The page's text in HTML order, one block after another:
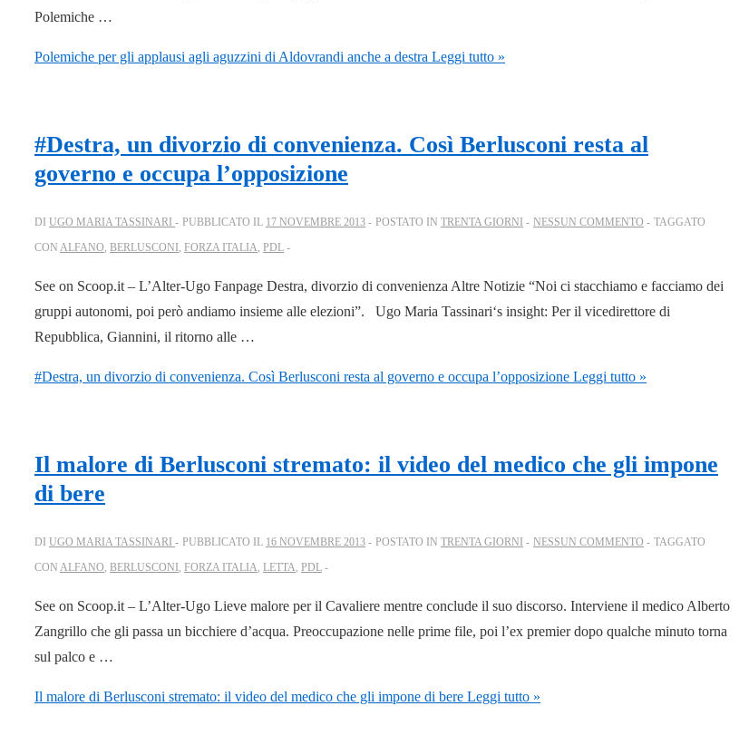
Polemiche …
Polemiche per gli applausi agli aguzzini di Aldovrandi anche a destra Leggi tutto »
#Destra, un divorzio di convenienza. Così Berlusconi resta al
governo e occupa l’opposizione
DI UGO MARIA TASSINARI PUBBLICATO IL 17 NOVEMBRE 2013 POSTATO IN TRENTA GIORNI NESSUN COMMENTO
TAGGATO
CON ALFANO, BERLUSCONI, FORZA ITALIA, PDL
See on Scoop.it – L’Alter-Ugo Fanpage Destra, divorzio di convenienza Altre Notizie “Noi ci stacchiamo e facciamo dei
gruppi autonomi, poi però andiamo insieme alle elezioni”. Ugo Maria Tassinari‘s insight: Per il vicedirettore di
Repubblica, Giannini, il ritorno alle …
#Destra, un divorzio di convenienza. Così Berlusconi resta al governo e occupa l’opposizione Leggi tutto »
Il malore di Berlusconi stremato: il video del medico che gli impone
di bere
DI UGO MARIA TASSINARI PUBBLICATO IL 16 NOVEMBRE 2013 POSTATO IN TRENTA GIORNI NESSUN COMMENTO
TAGGATO
CON ALFANO, BERLUSCONI , FORZA ITALIA, LETTA, PDL
See on Scoop.it – L’Alter-Ugo Lieve malore per il Cavaliere mentre conclude il suo discorso. Interviene il medico Alberto
Zangrillo che gli passa un bicchiere d’acqua. Preoccupazione nelle prime file, poi l’ex premier dopo qualche minuto torna
sul palco e …
Il malore di Berlusconi stremato: il video del medico che gli impone di bere Leggi tutto »